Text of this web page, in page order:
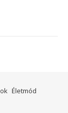
Életmód